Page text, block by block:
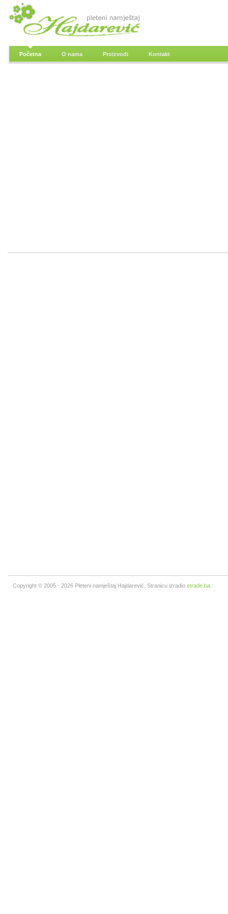
Početna O nama Proizvodi Kontakt
Copyright © 2005 - 2026 Pleteni namještaj Hajdarević. Stranicu izradio etrade.ba